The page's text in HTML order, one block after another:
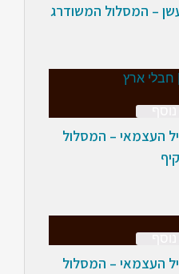
– המסלול המשודרג
העצמאי – המסלול
העצמאי – המסלול